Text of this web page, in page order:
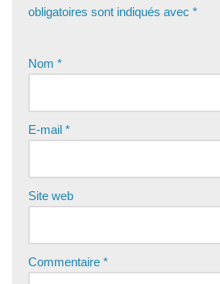
obligatoires sont indiqués avec *
Nom *
E-mail *
Site web
Commentaire *